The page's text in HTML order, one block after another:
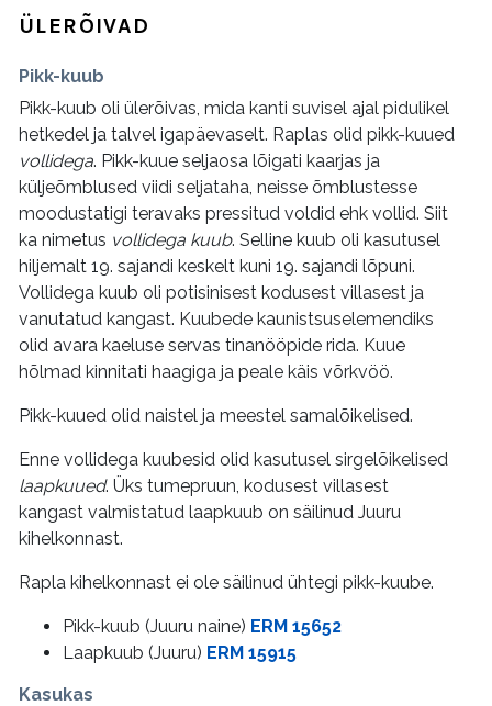
ÜLERÕIVAD
Pikk-kuub
Pikk-kuub oli ülerõivas, mida kanti suvisel ajal pidulikel
hetkedel ja talvel igapäevaselt. Raplas olid pikk-kuued
vollidega. Pikk-kuue seljaosa lõigati kaarjas ja
küljeõmblused viidi seljataha, neisse õmblustesse
moodustatigi teravaks pressitud voldid ehk vollid. Siit
ka nimetus vollidega kuub. Selline kuub oli kasutusel
hiljemalt 19. sajandi keskelt kuni 19. sajandi lõpuni.
Vollidega kuub oli potisinisest kodusest villasest ja
vanutatud kangast. Kuubede kaunistsuselemendiks
olid avara kaeluse servas tinanööpide rida. Kuue
hõlmad kinnitati haagiga ja peale käis võrkvöö.
Pikk-kuued olid naistel ja meestel samalõikelised.
Enne vollidega kuubesid olid kasutusel sirgelõikelised
laapkuued. Üks tumepruun, kodusest villasest
kangast valmistatud laapkuub on säilinud Juuru
kihelkonnast.
Rapla kihelkonnast ei ole säilinud ühtegi pikk-kuube.
Pikk-kuub (Juuru naine) ERM 15652
Laapkuub (Juuru) ERM 15915
Kasukas